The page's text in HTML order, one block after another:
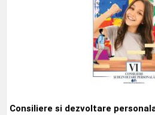
Consiliere si dezvoltare